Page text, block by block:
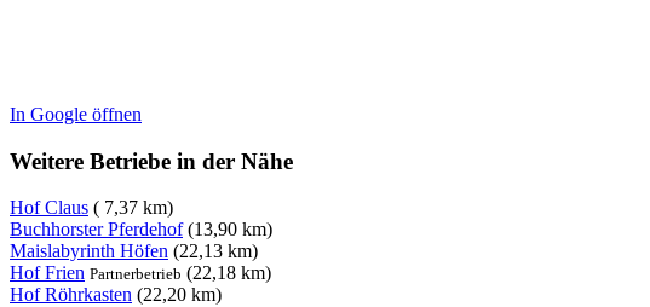
In Google öffnen
Weitere Betriebe in der Nähe
Hof Claus ( 7,37 km)
Buchhorster Pferdehof(13,90 km)
Maislabyrinth Höfen (22,13 km)
Hof Frien Partnerbetrieb (22,18 km)
Hof Röhrkasten (22,20 km)